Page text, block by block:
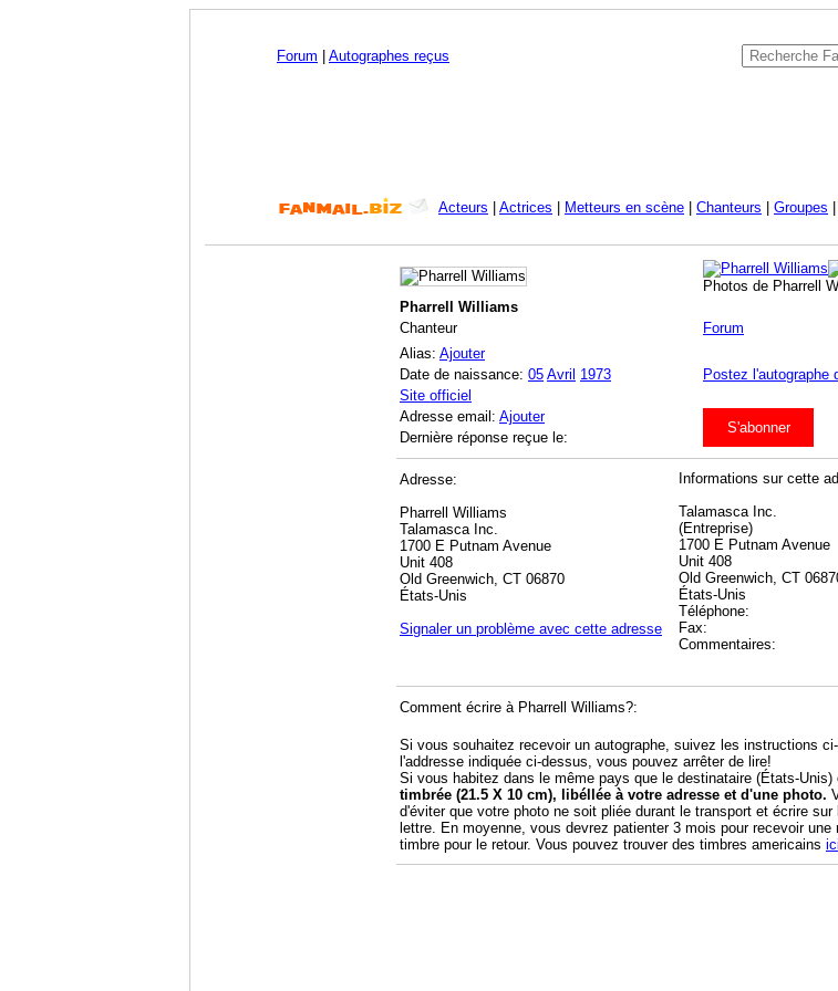
Forum Autographes reçus
Acteurs Actrices Metteurs en scène Chanteurs Groupes
Photos de Pharrell
Pharrell Williams
Chanteur
Forum
Alias: Ajouter
Date de naissance: 05 Avril 1973
Postez l'autographe
Site officiel
Adresse email: Ajouter
S'abonner
Dernière réponse reçue le:
Adresse:
Pharrell Williams
Talamasca Inc.
1700 E Putnam Avenue
Unit 408
Old Greenwich, CT 06870
États-Unis
Signaler un problème avec cette adresse
Informations sur cette
Talamasca Inc.
(Entreprise)
1700 E Putnam Avenue
Unit 408
Old Greenwich, CT
États-Unis
Téléphone:
Fax:
Commentaires:
Comment écrire à Pharrell Williams?:
Si vous souhaitez recevoir un autographe, suivez les instructions
l'addresse indiquée ci-dessus, vous pouvez arrêter de lire!
Si vous habitez dans le même pays que le destinataire (États-Unis)
timbrée (21.5 X 10 cm), libéllée à votre adresse et d'une photo.
d'éviter que votre photo ne soit pliée durant le transport et écrire
lettre. En moyenne, vous devrez patienter 3 mois pour recevoir
timbre pour le retour. Vous pouvez trouver des timbres americains ici